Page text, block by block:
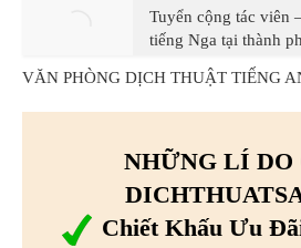
Tuyển cộng tác viên
tiếng Nga tại thành
VĂN PHÒNG DỊCH THUẬT TIẾNG
NHỮNG LÍ DO
Chiết Khấu Ưu